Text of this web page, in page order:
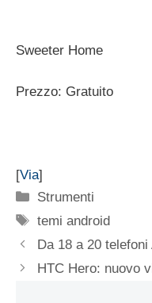
Sweeter Home
Prezzo: Gratuito
[Via]
Categorie
Strumenti
Tag
temi android
Da 18 a 20
HTC Hero: nuovo